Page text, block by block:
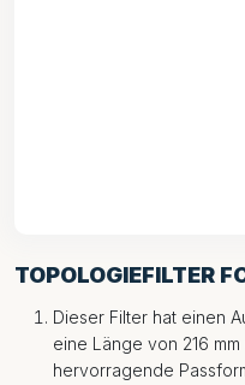
TOPOLOGIEFILTER
Dieser Filter hat einen
eine Länge von 216
hervorragende